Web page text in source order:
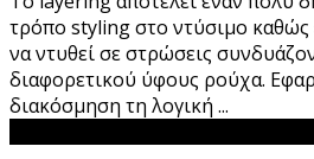
τρόπο styling στο ντύσιμο καθώς
να ντυθεί σε στρώσεις
διαφορετικού ύφους ρούχα.
διακόσμηση τη λογική ...